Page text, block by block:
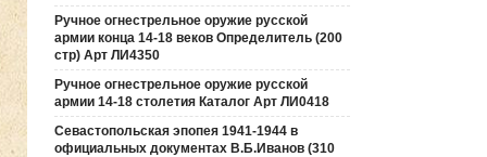
Ручное огнестрельное оружие русской
армии конца 14-18 веков Определитель (200
стр) Арт ЛИ4350
Ручное огнестрельное оружие русской
армии 14-18 столетия Каталог Арт ЛИ0418
Севастопольская эпопея 1941-1944 в
официальных документах В.Б.Иванов (310